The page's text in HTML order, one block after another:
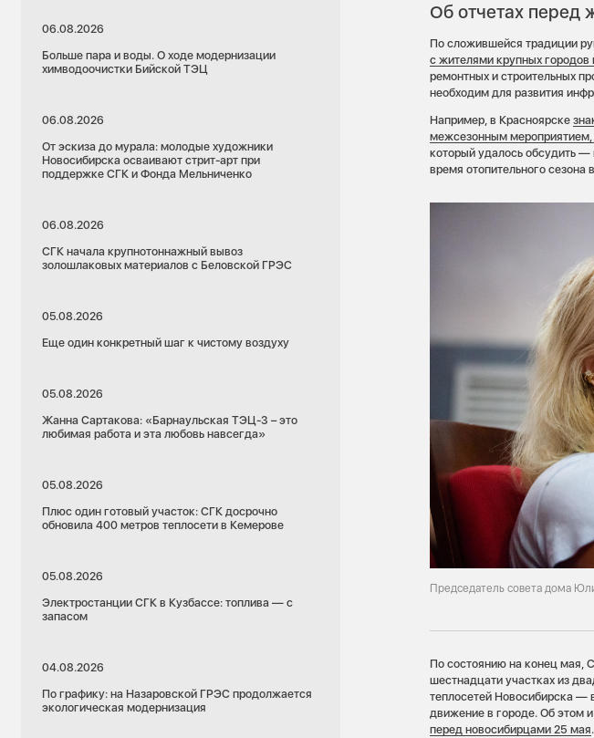
06.08.2026
Больше пара и воды. О ходе модернизации
химводоочистки Бийской ТЭЦ
06.08.2026
От эскиза до мурала: молодые художники
Новосибирска осваивают стрит-арт при
поддержке СГК и Фонда Мельниченко
06.08.2026
СГК начала крупнотоннажный вывоз
золошлаковых материалов с Беловской ГРЭС
05.08.2026
Еще один конкретный шаг к чистому воздуху
05.08.2026
Жанна Сартакова: «Барнаульская ТЭЦ-3 – это
любимая работа и эта любовь навсегда»
05.08.2026
Плюс один готовый участок: СГК досрочно
обновила 400 метров теплосети в Кемерове
05.08.2026
Электростанции СГК в Кузбассе: топлива — с
запасом
04.08.2026
По графику: на Назаровской ГРЭС продолжается
экологическая модернизация
Об отчетах перед
По сложившейся традиции
с жителями крупных городов
ремонтных и строительных
необходим для развития
Например, в Красноярске
межсезонным
который удалось обсудить —
время отопительного
Председатель совета дома
По состоянию на конец мая,
шестнадцати участках из
теплосетей Новосибирска
движение в городе. Об этом
перед новосибирцами 25 мая